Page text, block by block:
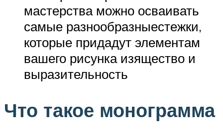
мастерства можно осваивать
самые разнообразныестежки,
которые придадут элементам
вашего рисунка изящество и
выразительность
Что такое монограмма